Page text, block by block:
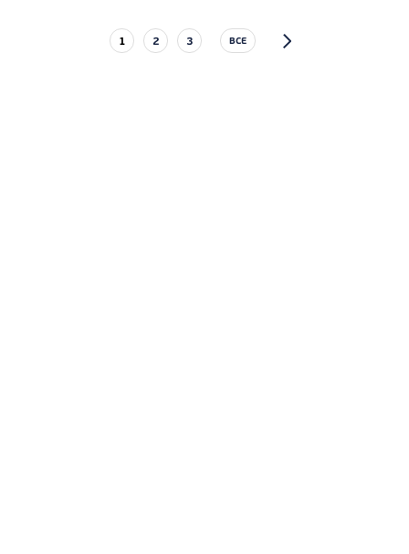
1 2 3 ВСЕ